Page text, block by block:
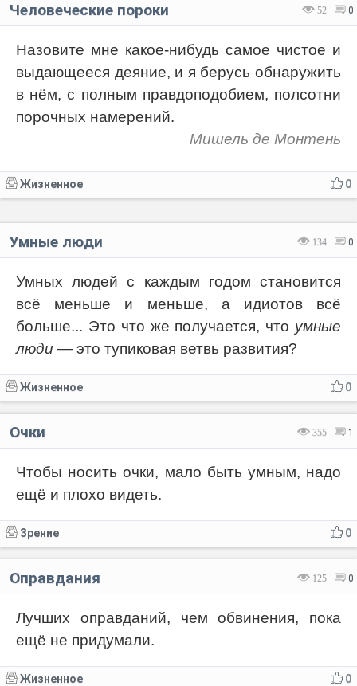
52 0
Человеческие пороки
Назовите мне какое-нибудь самое чистое и
выдающееся деяние, и я берусь обнаружить
в нём, с полным правдоподобием, полсотни
порочных намерений.
Мишель де Монтень
0
Жизненное
134 0
Умные люди
Умных людей с каждым годом становится
всё меньше и меньше, а идиотов всё
больше... Это что же получается, что умные
люди — это тупиковая ветвь развития?
0
Жизненное
355 1
Очки
Чтобы носить очки, мало быть умным, надо
ещё и плохо видеть.
0
Зрение
125 0
Оправдания
Лучших оправданий, чем обвинения, пока
ещё не придумали.
0
Жизненное